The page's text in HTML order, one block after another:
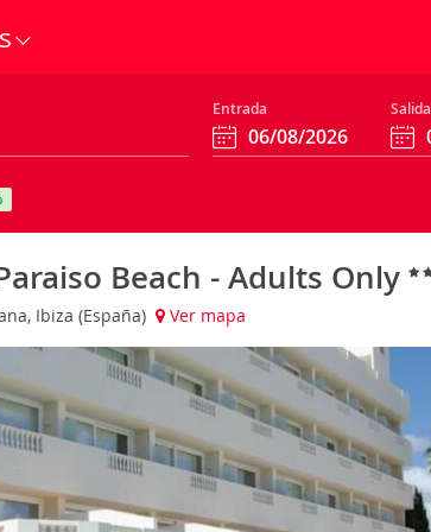
Entrada Salida
Beach - Adults Only
Ibiza (España) Ver mapa